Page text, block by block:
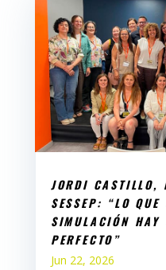
JORDI CASTILLO,
SESSEP: “LO QUE
SIMULACIÓN HAY
PERFECTO”
Jun 22, 2026